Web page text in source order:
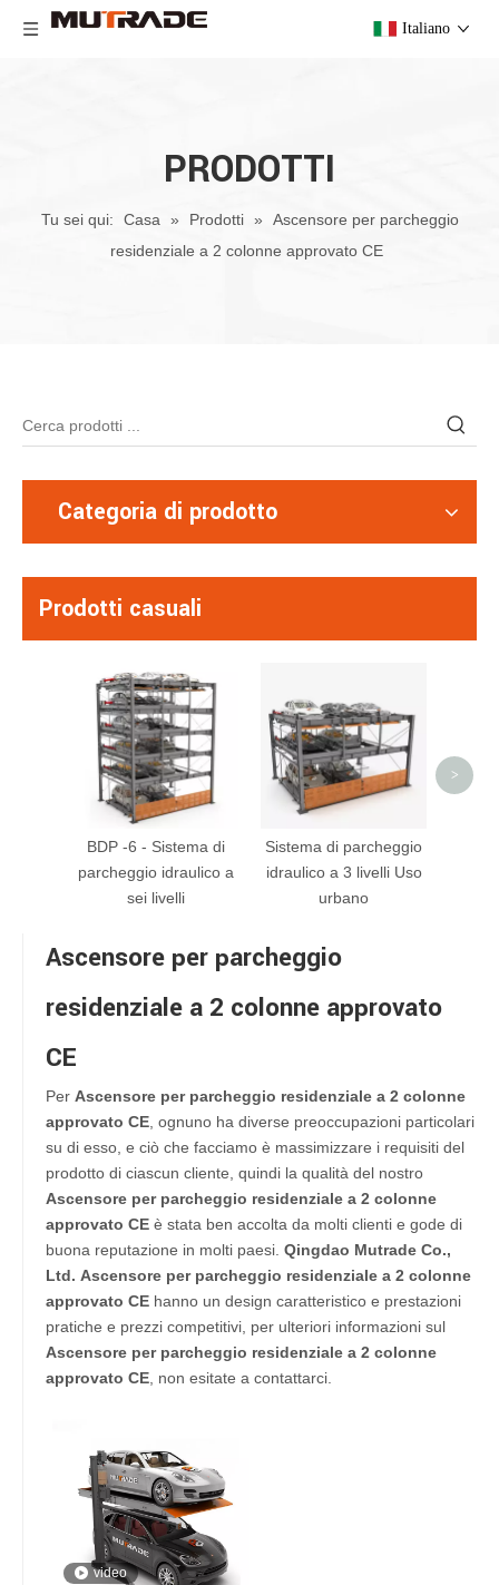
Italiano
PRODOTTI
Tu sei qui: Casa » Prodotti »
Ascensore per parcheggio
residenziale a 2 colonne approvato CE
Categoria di prodotto
Prodotti casuali
BDP -6 - Sistema di
parcheggio idraulico a
sei livelli
Sistema di parcheggio
idraulico a 3 livelli Uso
urbano
>
Ascensore per parcheggio
residenziale a 2 colonne approvato
CE
Per Ascensore per parcheggio residenziale a 2 colonne
approvato CE , ognuno ha diverse preoccupazioni particolari
su di esso, e ciò che facciamo è massimizzare i requisiti del
prodotto di ciascun cliente, quindi la qualità del nostro
Ascensore per parcheggio residenziale a 2 colonne
approvato CE è stata ben accolta da molti clienti e gode di
buona reputazione in molti paesi. Qingdao Mutrade Co.,
Ltd. Ascensore per parcheggio residenziale a 2 colonne
approvato CE hanno un design caratteristico e prestazioni
pratiche e prezzi competitivi, per ulteriori informazioni sul
Ascensore per parcheggio residenziale a 2 colonne
approvato CE , non esitate a contattarci.
video